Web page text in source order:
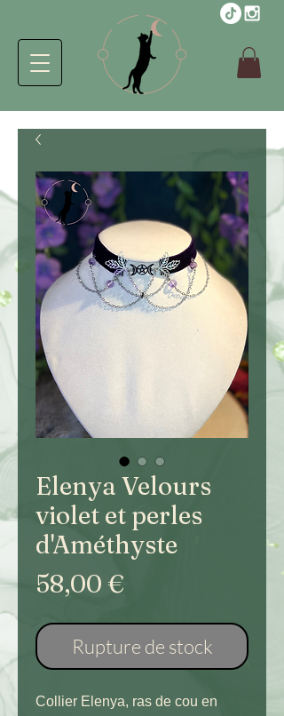
Elenya Velours
violet et perles
d'Améthyste
58,00 €
Rupture de stock
Collier Elenya, ras de cou en